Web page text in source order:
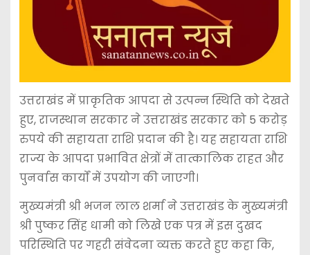
उत्तराखंड में प्राकृतिक आपदा से उत्पन्न स्थिति को देखते
हुए, राजस्थान सरकार ने उत्तराखंड सरकार को 5 करोड़
रुपये की सहायता राशि प्रदान की है। यह सहायता राशि
राज्य के आपदा प्रभावित क्षेत्रों में तात्कालिक राहत और
पुनर्वास कार्यों में उपयोग की जाएगी।
मुख्यमंत्री श्री भजन लाल शर्मा ने उत्तराखंड के मुख्यमंत्री
श्री पुष्कर सिंह धामी को लिखे एक पत्र में इस दुखद
परिस्थिति पर गहरी संवेदना व्यक्त करते हुए कहा कि,